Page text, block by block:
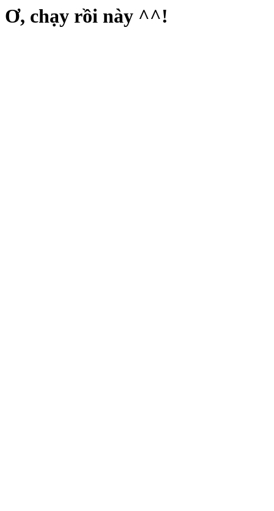
Ơ, chạy rồi này ^^!